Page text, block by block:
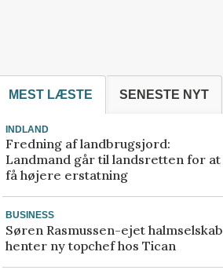
MEST LÆSTE SENESTE NYT
INDLAND
Fredning af landbrugsjord:
Landmand går til landsretten for at
få højere erstatning
BUSINESS
Søren Rasmussen-ejet halmselskab
henter ny topchef hos Tican